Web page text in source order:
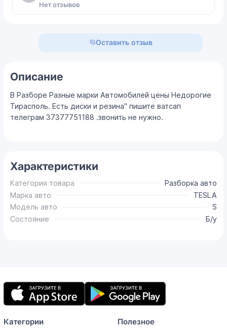
Нет отзывов
Оставить отзыв
Описание
В Разборе Разные марки Автомобилей цены Недорогие
Тирасполь. Есть диски и резина" пишите ватсап
телеграм 37377751188 .звонить не нужно.
Характеристики
Категория товара
Разборка авто
Марка авто
TESLA
Модель авто
S
Состояние
Б/у
Мобильное
приложение
Категории Полезное